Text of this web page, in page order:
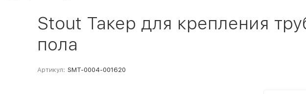
Stout Такер для крепления
пола
Артикул: SMT-0004-001620